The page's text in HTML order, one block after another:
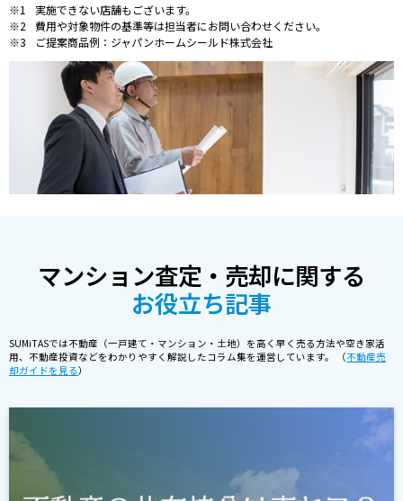
実施できない店舗もございます。
費用や対象物件の基準等は担当者にお問い合わせください。
ご提案商品例：ジャパンホームシールド株式会社
マンション査定・売却に関する
お役立ち記事
SUMiTASでは不動産（一戸建て・マンション・土地）を高く早く売る方法や空き家活
用、不動産投資などをわかりやすく解説したコラム集を運営しています。 （不動産売
却ガイドを見る）